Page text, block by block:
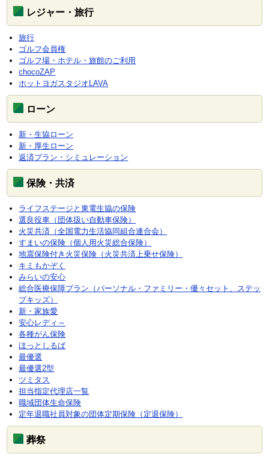
レジャー・旅行
旅行
ゴルフ会員権
ゴルフ場・ホテル・旅館のご利用
chocoZAP
ホットヨガスタジオLAVA
ローン
新・生協ローン
新・厚生ローン
返済プラン・シミュレーション
保険・共済
ライフステージと東電生協の保険
選良役車（団体扱い自動車保険）
火災共済（全国電力生活協同組合連合会）
すまいの保険（個人用火災総合保険）
地震保険付き火災保険（火災共済上乗せ保険）
キミもかぞく
みらいの安心
総合医療保障プラン（パーソナル・ファミリー・優々セット、ステッ
プキッズ）
新・家族愛
安心レディ～
各種がん保険
ほっとしるば
最優選
最優選2型
ツミタス
担当指定代理店一覧
職域団体生命保険
定年退職社員対象の団体定期保険（定退保険）
葬祭